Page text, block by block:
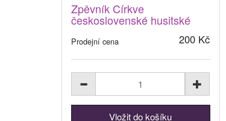
Zpěvník Církve
československé husitské
Prodejní cena 200 Kč